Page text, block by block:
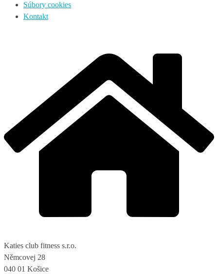
Súbory cookies
Kontakt
Katies club fitness s.r.o.
Němcovej 28
040 01 Košice